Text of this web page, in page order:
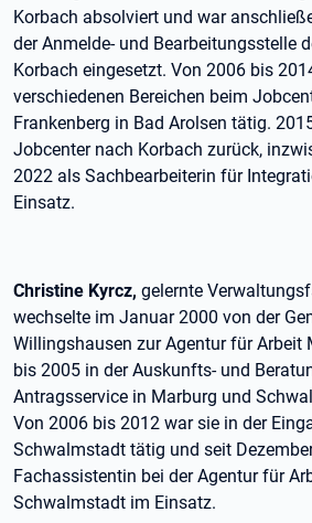
Korbach absolviert und war
der Anmelde- und Bearbeitungsstelle
Korbach eingesetzt. Von 2006 bis
verschiedenen Bereichen beim
Frankenberg in Bad Arolsen tätig.
Jobcenter nach Korbach zurück,
2022 als Sachbearbeiterin für
Einsatz.
Christine Kyrcz, gelernte
wechselte im Januar 2000 von der
Willingshausen zur Agentur für Arbeit
bis 2005 in der Auskunfts- und
Antragsservice in Marburg und
Von 2006 bis 2012 war sie in der
Schwalmstadt tätig und seit
Fachassistentin bei der Agentur für
Schwalmstadt im Einsatz.